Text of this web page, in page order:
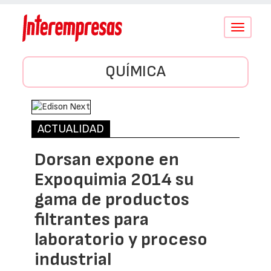
Conmutar
QUÍMICA
ACTUALIDAD
Dorsan expone en
Expoquimia 2014 su
gama de productos
filtrantes para
laboratorio y proceso
industrial